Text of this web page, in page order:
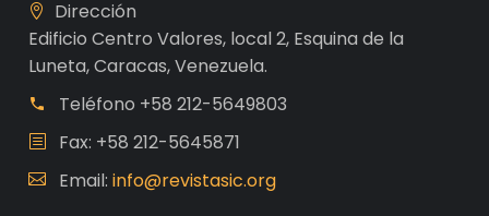
Dirección
Edificio Centro Valores, local 2, Esquina de la
Luneta, Caracas, Venezuela.
Teléfono +58 212-5649803
Fax: +58 212-5645871
Email: info@revistasic.org